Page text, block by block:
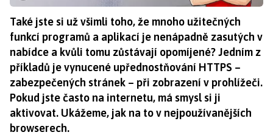
Také jste si už všimli toho, že mnoho užitečných
funkcí programů a aplikací je nenápadně zasutých v
nabídce a kvůli tomu zůstávají opomíjené? Jedním z
příkladů je vynucené upřednostňování HTTPS –
zabezpečených stránek – při zobrazení v prohlížeči.
Pokud jste často na internetu, má smysl si ji
aktivovat. Ukážeme, jak na to v nejpoužívanějších
browserech.